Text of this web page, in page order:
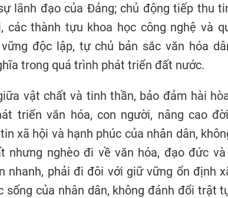
lãnh đạo của Đảng; chủ động tiếp thu
các thành tựu khoa học công nghệ và
độc lập, tự chủ bản sắc văn hóa
trong quá trình phát triển đất nước.
vật chất và tinh thần, bảo đảm hài
triển văn hóa, con người, nâng cao
xã hội và hạnh phúc của nhân dân,
nhưng nghèo đi về văn hóa, đạo đức
nhanh, phải đi đôi với giữ vững ổn định
sống của nhân dân, không đánh đổi trật